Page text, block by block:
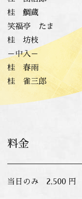
桂 鯛蔵
笑福亭 たま
桂 坊枝
－中入－
桂 春雨
桂 雀三郎
料金
当日のみ 2,500 円